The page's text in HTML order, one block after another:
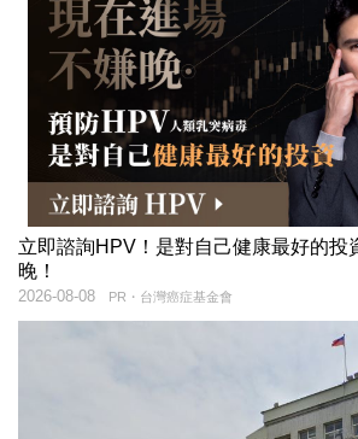
立即諮詢HPV！是對自己健康最好的投
晚！
PR・台灣癌症基金會
2026-08-08